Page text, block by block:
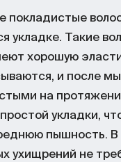
покладистые
укладке. Такие
хорошую
и после
на
укладки,
пышность. В
ухищрений не